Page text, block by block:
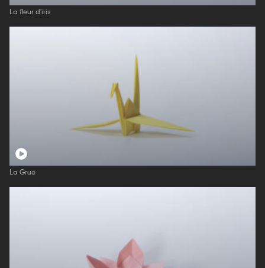
La fleur d'iris
La Grue